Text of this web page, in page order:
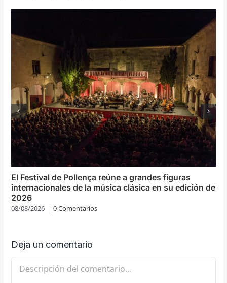
El Festival de Pollença reúne a grandes figuras
internacionales de la música clásica en su edición de
2026
08/08/2026 | 0 Comentarios
Deja un comentario
Comentario